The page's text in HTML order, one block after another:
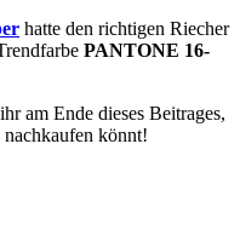
hatte den richtigen Riecher
PANTONE 16-
am Ende dieses Beitrages,
könnt!